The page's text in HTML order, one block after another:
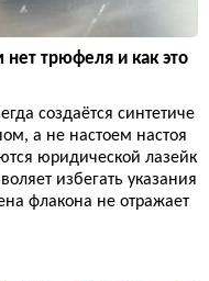
трюфеля и как это
создаётся синтетиче
а не настоем настоя
юридической лазейк
избегать указания
флакона не отражает